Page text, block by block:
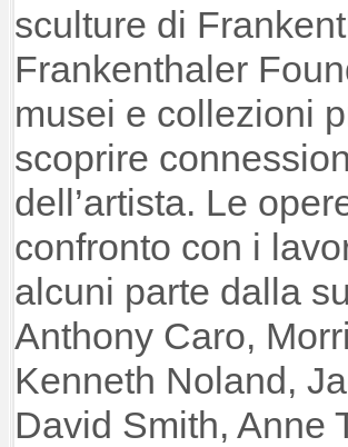
sculture di
Frankenthaler
musei e collezioni
scoprire
dell’artista. Le
confronto con i
alcuni parte dalla
Anthony Caro,
Kenneth Noland,
David Smith, Anne